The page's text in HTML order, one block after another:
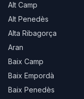
Alt Camp
Alt Penedès
Alta Ribagorça
Aran
Baix Camp
Baix Empordà
Baix Penedès